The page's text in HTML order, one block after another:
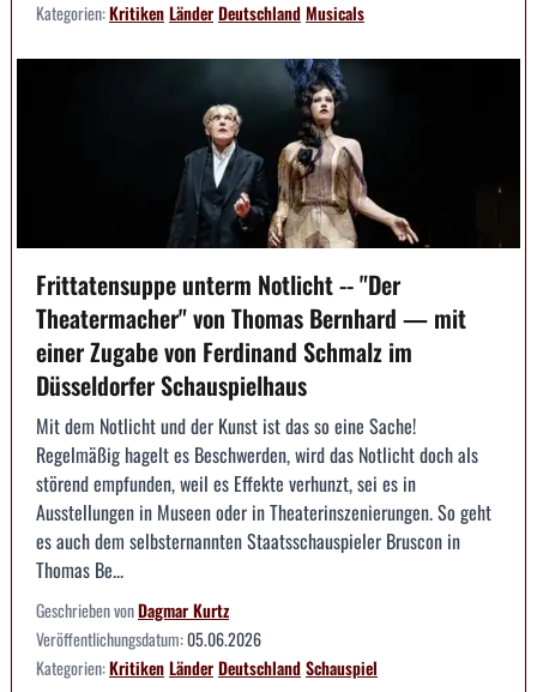
Kategorien:KritikenLänderDeutschlandMusicals
Frittatensuppe unterm Notlicht -- "Der
Theatermacher" von Thomas Bernhard — mit
einer Zugabe von Ferdinand Schmalz im
Düsseldorfer Schauspielhaus
Mit dem Notlicht und der Kunst ist das so eine Sache!
Regelmäßig hagelt es Beschwerden, wird das Notlicht doch als
störend empfunden, weil es Effekte verhunzt, sei es in
Ausstellungen in Museen oder in Theaterinszenierungen. So geht
es auch dem selbsternannten Staatsschauspieler Bruscon in
Thomas Be...
Geschrieben vonDagmar Kurtz
Veröffentlichungsdatum:05.06.2026
Kategorien:KritikenLänderDeutschlandSchauspiel